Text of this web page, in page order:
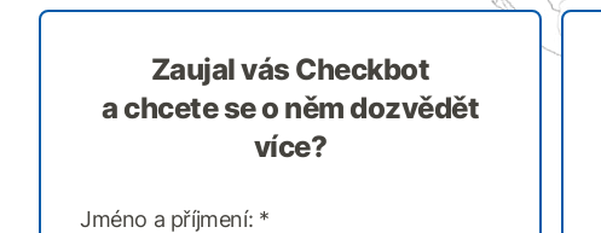
Zaujal vás Checkbot
a chcete se o něm dozvědět
více?
Jméno a příjmení: *